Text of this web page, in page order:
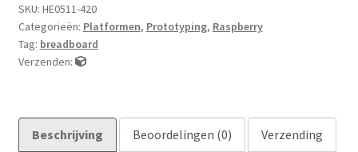
SKU: HE0511-420
Categorieën: Platformen, Prototyping, Raspberry
Tag: breadboard
Verzenden:
Beschrijving Beoordelingen (0) Verzending